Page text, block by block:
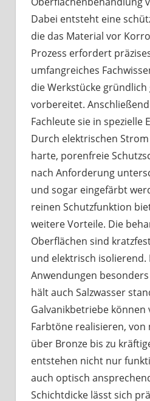
Dabei entsteht eine
die das Material vor
Prozess erfordert
umfangreiches
die Werkstücke
vorbereitet.
Fachleute sie in spezielle
Durch elektrischen
harte, porenfreie
nach Anforderung
und sogar eingefärbt
reinen Schutzfunktion
weitere Vorteile. Die
Oberflächen sind
und elektrisch
Anwendungen
hält auch Salzwasser
Galvanikbetriebe können
Farbtöne realisieren,
über Bronze bis zu
entstehen nicht nur
auch optisch
Schichtdicke lässt sich